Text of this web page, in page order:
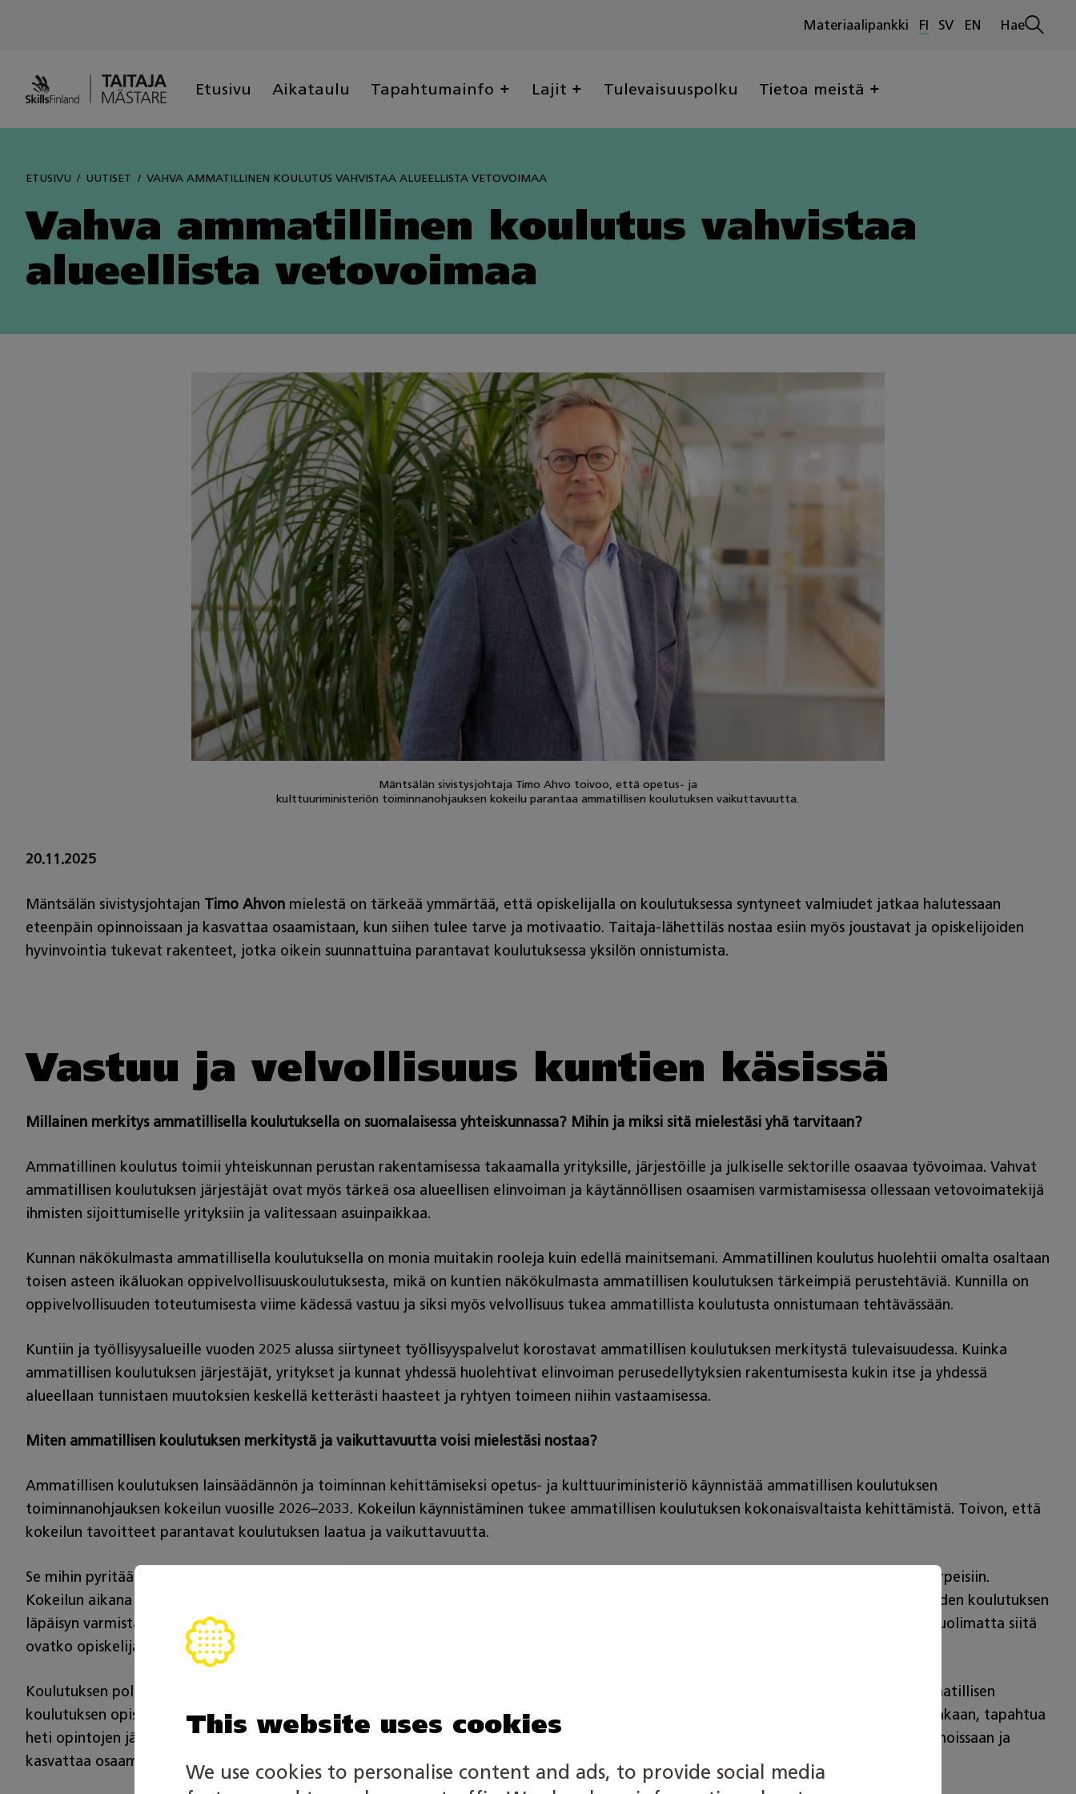
This website uses cookies
We use cookies to personalise content and ads, to provide social media
Materiaalipankki FI SV EN
Avaa
Hae
Etusivu Aikataulu Tapahtumainfo Lajit Tulevaisuuspolku Tietoa meistä
ETUSIVU UUTISET VAHVA AMMATILLINEN KOULUTUS VAHVISTAA ALUEELLISTA VETOVOIMAA
Vahva ammatillinen koulutus vahvistaa
alueellista vetovoimaa
Mäntsälän sivistysjohtaja Timo Ahvo toivoo, että opetus- ja
kulttuuriministeriön toiminnanohjauksen kokeilu parantaa ammatillisen koulutuksen vaikuttavuutta.
20.11.2025
Mäntsälän sivistysjohtajan Timo Ahvon mielestä on tärkeää ymmärtää, että opiskelijalla on koulutuksessa syntyneet valmiudet jatkaa halutessaan
eteenpäin opinnoissaan ja kasvattaa osaamistaan, kun siihen tulee tarve ja motivaatio. Taitaja-lähettiläs nostaa esiin myös joustavat ja opiskelijoiden
hyvinvointia tukevat rakenteet, jotka oikein suunnattuina parantavat koulutuksessa yksilön onnistumista.
Vastuu ja velvollisuus kuntien käsissä
Millainen merkitys ammatillisella koulutuksella on suomalaisessa yhteiskunnassa? Mihin ja miksi sitä mielestäsi yhä tarvitaan?
Ammatillinen koulutus toimii yhteiskunnan perustan rakentamisessa takaamalla yrityksille, järjestöille ja julkiselle sektorille osaavaa työvoimaa. Vahvat
ammatillisen koulutuksen järjestäjät ovat myös tärkeä osa alueellisen elinvoiman ja käytännöllisen osaamisen varmistamisessa ollessaan vetovoimatekijä
ihmisten sijoittumiselle yrityksiin ja valitessaan asuinpaikkaa.
Kunnan näkökulmasta ammatillisella koulutuksella on monia muitakin rooleja kuin edellä mainitsemani. Ammatillinen koulutus huolehtii omalta osaltaan
toisen asteen ikäluokan oppivelvollisuuskoulutuksesta, mikä on kuntien näkökulmasta ammatillisen koulutuksen tärkeimpiä perustehtäviä. Kunnilla on
oppivelvollisuuden toteutumisesta viime kädessä vastuu ja siksi myös velvollisuus tukea ammatillista koulutusta onnistumaan tehtävässään.
Kuntiin ja työllisyysalueille vuoden 2025 alussa siirtyneet työllisyyspalvelut korostavat ammatillisen koulutuksen merkitystä tulevaisuudessa. Kuinka
ammatillisen koulutuksen järjestäjät, yritykset ja kunnat yhdessä huolehtivat elinvoiman perusedellytyksien rakentumisesta kukin itse ja yhdessä
alueellaan tunnistaen muutoksien keskellä ketterästi haasteet ja ryhtyen toimeen niihin vastaamisessa.
Miten ammatillisen koulutuksen merkitystä ja vaikuttavuutta voisi mielestäsi nostaa?
Ammatillisen koulutuksen lainsäädännön ja toiminnan kehittämiseksi opetus- ja kulttuuriministeriö käynnistää ammatillisen koulutuksen
toiminnanohjauksen kokeilun vuosille 2026–2033. Kokeilun käynnistäminen tukee ammatillisen koulutuksen kokonaisvaltaista kehittämistä. Toivon, että
kokeilun tavoitteet parantavat koulutuksen laatua ja vaikuttavuutta.
Se mihin pyritään, on vahvistaa ammatillisen koulutuksen ja elinkeinoelämän yhteistyötä, jotta koulutus vastaisi paremmin työelämän tarpeisiin.
Kokeilun aikana tulisi seurata niitä tekijöitä, joilla varmistetaan koulutuksen onnistuminen. Tällaisia asioita ovat muun muassa opiskelijoiden koulutuksen
läpäisyn varmistaminen, taidollisen oppimisen kehittyminen ja jatkuvien oppimisvalmiuksien varmistaminen. Nämä asiat tulisi toteutua huolimatta siitä
ovatko opiskelijat oppilaitoksessa koulutuksessa vai oppisopimuskoulutuksessa.
Koulutuksen polkuajattelun vahvistuminen on tärkeää. Selkeät väylät ja näkymä mahdollisuuksista eteenpäin tulisi rakentua kaikille ammatillisen
koulutuksen opiskelijoille heidän opintojensa aikana. Jatko-opintoihin suuntautumisen ei tarvitse, eikä kaikissa tapauksissa ole toivottavakaan, tapahtua
heti opintojen jälkeen. Tärkeää on ymmärtää, että opiskelijalla on koulutuksessa syntyneet valmiudet jatkaa halutessaan eteenpäin opinnoissaan ja
kasvattaa osaamistaan, kun siihen tulee tarve ja motivaatio.